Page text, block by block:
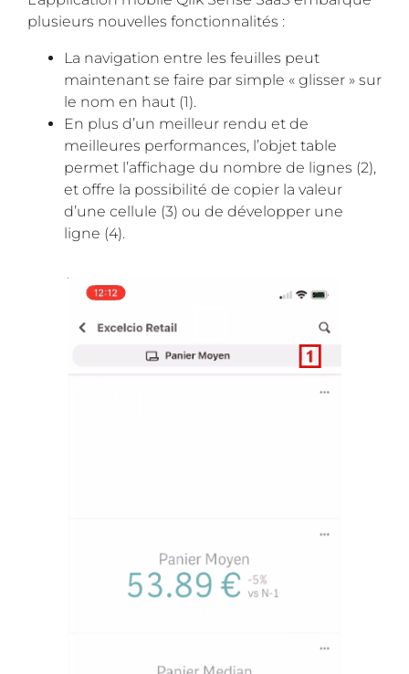
plusieurs nouvelles fonctionnalités :
La navigation entre les feuilles peut
maintenant se faire par simple « glisser » sur
le nom en haut (1).
En plus d’un meilleur rendu et de
meilleures performances, l’objet table
permet l’affichage du nombre de lignes (2),
et offre la possibilité de copier la valeur
d’une cellule (3) ou de développer une
ligne (4).